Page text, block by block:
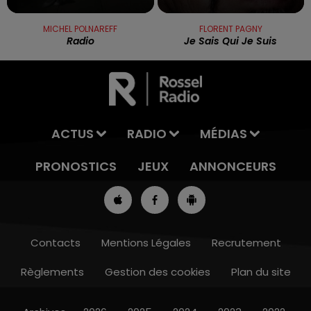
12h00 - 13h00
MICHEL POLNAREFF
Radio
FLORENT PAGNY
Je Sais Qui Je Suis
ACTUS RADIO
MÉDIAS
PRONOSTICS
JEUX ANNONCEURS
Contacts Mentions Légales
Recrutement
Règlements
Gestion des cookies Plan du site